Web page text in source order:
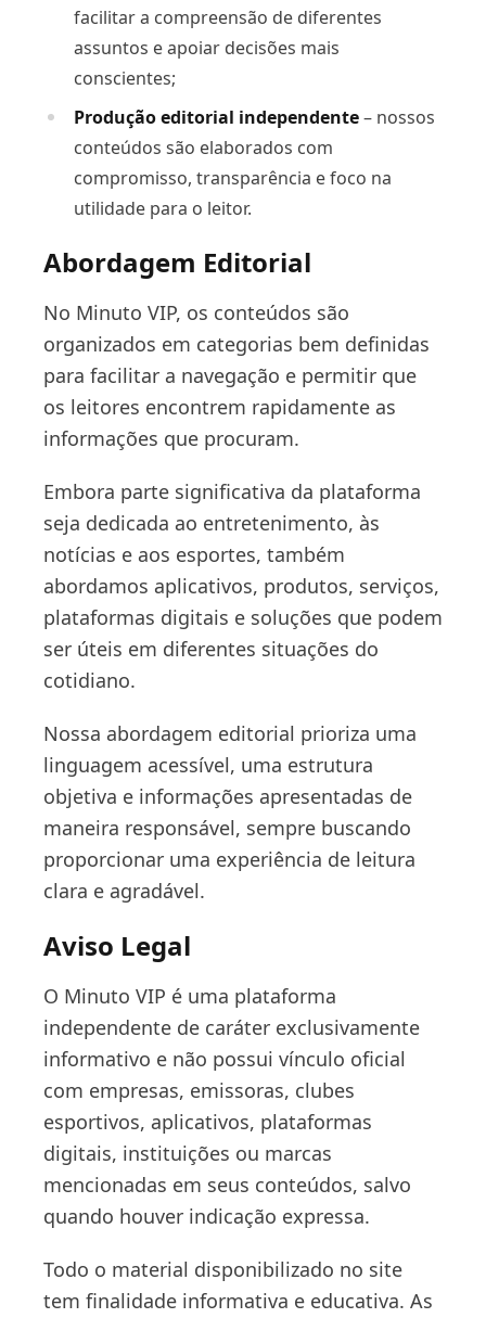
facilitar a compreensão de diferentes
assuntos e apoiar decisões mais
conscientes;
Produção editorial independente– nossos
conteúdos são elaborados com
compromisso, transparência e foco na
utilidade para o leitor.
Abordagem Editorial
No Minuto VIP, os conteúdos são
organizados em categorias bem definidas
para facilitar a navegação e permitir que
os leitores encontrem rapidamente as
informações que procuram.
Embora parte significativa da plataforma
seja dedicada ao entretenimento, às
notícias e aos esportes, também
abordamos aplicativos, produtos, serviços,
plataformas digitais e soluções que podem
ser úteis em diferentes situações do
cotidiano.
Nossa abordagem editorial prioriza uma
linguagem acessível, uma estrutura
objetiva e informações apresentadas de
maneira responsável, sempre buscando
proporcionar uma experiência de leitura
clara e agradável.
Aviso Legal
O Minuto VIP é uma plataforma
independente de caráter exclusivamente
informativo e não possui vínculo oficial
com empresas, emissoras, clubes
esportivos, aplicativos, plataformas
digitais, instituições ou marcas
mencionadas em seus conteúdos, salvo
quando houver indicação expressa.
Todo o material disponibilizado no site
tem finalidade informativa e educativa. As